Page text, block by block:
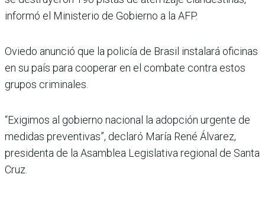
informó el Ministerio de Gobierno a la AFP.
Oviedo anunció que la policía de Brasil instalará oficinas
en su país para cooperar en el combate contra estos
grupos criminales.
“Exigimos al gobierno nacional la adopción urgente de
medidas preventivas”, declaró María René Álvarez,
presidenta de la Asamblea Legislativa regional de Santa
Cruz.